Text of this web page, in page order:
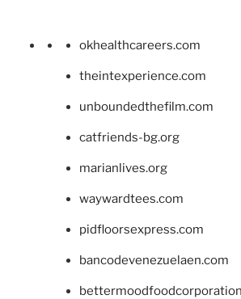
okhealthcareers.com
theintexperience.com
unboundedthefilm.com
catfriends-bg.org
marianlives.org
waywardtees.com
pidfloorsexpress.com
bancodevenezuelaen.com